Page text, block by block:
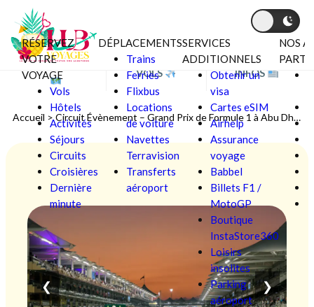
Aller au contenu
RÉSERVEZ
VOTRE
VOYAGE
Vols
Hôtels
Activités
Séjours
Circuits
Croisières
Dernière
minute
DÉPLACEMENTS
Trains
Ferries
Flixbus
Locations
de voiture
Navettes
Terravision
Transferts
aéroport
SERVICES
ADDITIONNELS
Obtenir un
visa
Cartes eSIM
Airhelp
Assurance
voyage
Babbel
Billets F1 /
MotoGP
Boutique
InstaStore360
Loisirs
insolites
Parking
aéroport
NOS
BONS PLANS
VOLS INFOS
Accueil >Circuit Évènement – Grand Prix de Formule 1 à Abu Dhabi
❮ ❯